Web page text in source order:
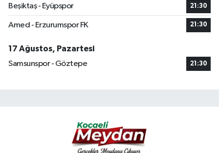
Beşiktaş - Eyüpspor 21:30
Amed - Erzurumspor FK 21:30
17 Ağustos, Pazartesi
Samsunspor - Göztepe
21:30